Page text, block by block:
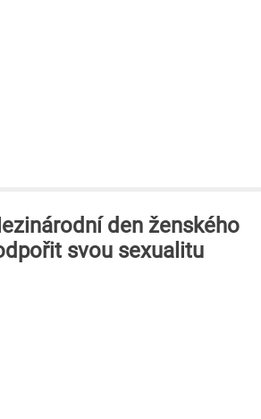
den ženského
svou sexualitu